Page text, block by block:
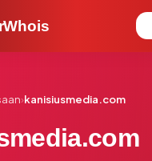
›kanisiusmedia.com